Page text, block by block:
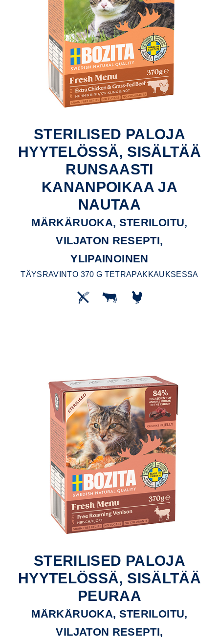
STERILISED PALOJA
HYYTELÖSSÄ, SISÄLTÄÄ
RUNSAASTI
KANANPOIKAA JA
NAUTAA
MÄRKÄRUOKA, STERILOITU,
VILJATON RESEPTI,
YLIPAINOINEN
TÄYSRAVINTO 370 G TETRAPAKKAUKSESSA
STERILISED PALOJA
HYYTELÖSSÄ, SISÄLTÄÄ
PEURAA
MÄRKÄRUOKA, STERILOITU,
VILJATON RESEPTI,